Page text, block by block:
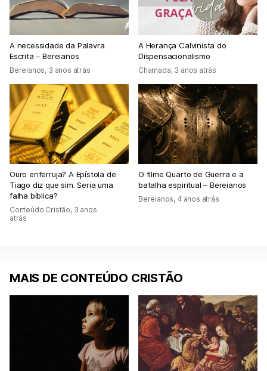
A necessidade da Palavra
Escrita – Bereianos
Bereianos, 3 anos atrás
A Herança Calvinista do
Dispensacionalismo
Chamada, 3 anos atrás
Ouro enferruja? A Epístola de
Tiago diz que sim. Seria uma
falha bíblica?
Conteúdo Cristão, 3 anos
atrás
O filme Quarto de Guerra e a
batalha espiritual – Bereianos
Bereianos, 4 anos atrás
MAIS DE CONTEÚDO CRISTÃO